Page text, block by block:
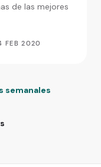
de las mejores
FEB 2020
semanales